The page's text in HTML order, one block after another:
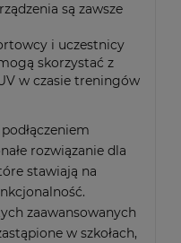
są zawsze
i uczestnicy
skorzystać z
w czasie treningów
rozwiązanie dla
stawiają na
zaawansowanych
w szkołach,